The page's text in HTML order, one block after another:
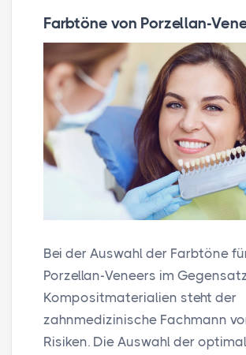
Farbtöne von Porzellan-
Bei der Auswahl der Farbtöne
Porzellan-Veneers im
Kompositmaterialien steht der
zahnmedizinische Fachmann
Risiken. Die Auswahl der